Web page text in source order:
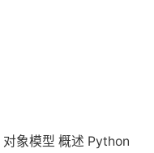
象模型 概述 Python